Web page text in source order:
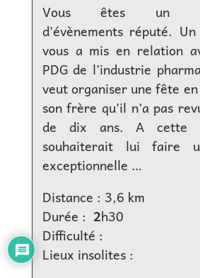
Vous êtes un
d’évènements réputé.
vous a mis en relation
PDG de l’industrie
veut organiser une fête en
son frère qu’il n’a pas
de dix ans. A cette
souhaiterait lui faire
exceptionnelle …
Distance : 3,6 km
Durée : 2h30
Difficulté :
Lieux insolites :